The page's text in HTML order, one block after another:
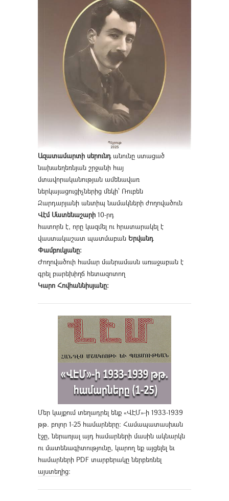
Ազատամարտի սերունդանունը ստացած
նախաեղեռնյան շրջանի հայ
մտավորականության ամենավառ
ներկայացուցիչներից մեկի՝ Ռուբեն
Զարդարյանի անտիպ նամակների ժողովածուն
Վէմ Մատենաշարի 10-րդ
հատորն է, որը կազմել ու հրատարակել է
վաստակաշատ պատմաբան Երվանդ
Փամբուկյանը։
Ժողովածուի համար մանրամասն առաջաբան է
գրել բարեխիղճ հետազոտող
Կարո Հովհաննիսյանը։
Մեր կայքում տեղադրել ենք «ՎԷՄ»-ի 1933-1939
թթ. բոլոր 1-25 համարները։ Համապատասխան
էջը, ներառյալ այդ համարների մասին ակնարկն
ու մատենագիտությունը, կարող եք այցելել եւ
համարների PDF տարբերակը ներբեռնել
այստեղից։